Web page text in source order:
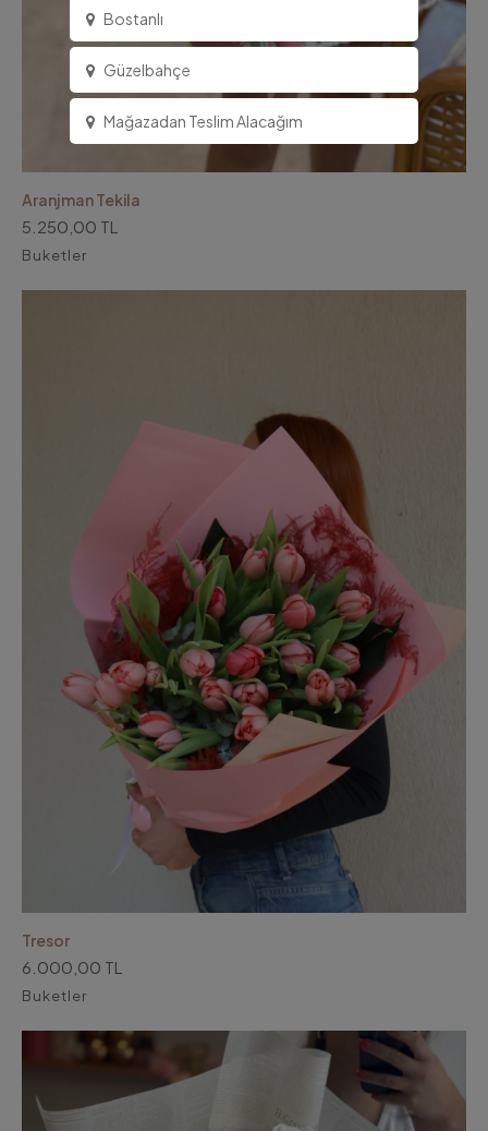
Bostanlı
Güzelbahçe
Mağazadan Teslim Alacağım
Aranjman Tekila
5.250,00 TL
Buketler
Tresor
6.000,00 TL
Buketler